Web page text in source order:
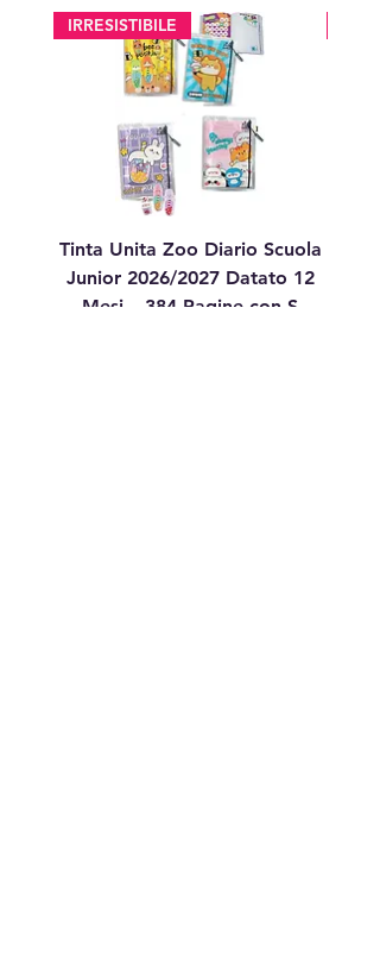
IRRESISTIBILE
Tinta Unita Zoo Diario Scuola
Junior 2026/2027 Datato 12
Mesi – 384 Pagine con S